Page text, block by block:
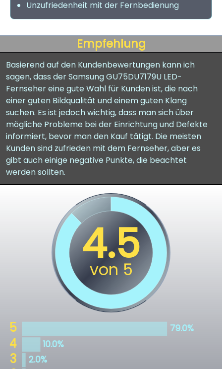
Unzufriedenheit mit der Fernbedienung
Empfehlung
Basierend auf den Kundenbewertungen kann ich
sagen, dass der Samsung GU75DU7179U LED-
Fernseher eine gute Wahl für Kunden ist, die nach
einer guten Bildqualität und einem guten Klang
suchen. Es ist jedoch wichtig, dass man sich über
mögliche Probleme bei der Einrichtung und Defekte
informiert, bevor man den Kauf tätigt. Die meisten
Kunden sind zufrieden mit dem Fernseher, aber es
gibt auch einige negative Punkte, die beachtet
werden sollten.